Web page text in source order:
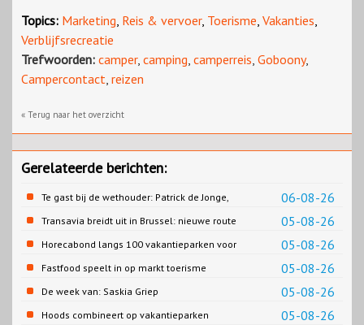
Topics: Marketing, Reis & vervoer, Toerisme, Vakanties,
Verblijfsrecreatie
Trefwoorden: camper, camping, camperreis, Goboony,
Campercontact, reizen
« Terug naar het overzicht
Gerelateerde berichten:
06-08-26
Te gast bij de wethouder: Patrick de Jonge,
Gemeente Emmen
05-08-26
Transavia breidt uit in Brussel: nieuwe route
naar Porto
05-08-26
Horecabond langs 100 vakantieparken voor
Cao-recreatie
05-08-26
Fastfood speelt in op markt toerisme
05-08-26
De week van: Saskia Griep
05-08-26
Hoods combineert op vakantieparken